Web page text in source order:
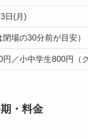
日(月)
場の30分前が目安）
／小中学生800円（
・料金